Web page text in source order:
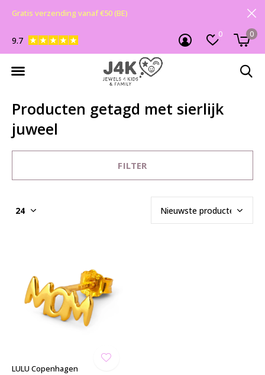
0 0
9.7
Gratis verzending vanaf €50 (BE)
Producten getagd met sierlijk
juweel
FILTER
LULU Copenhagen